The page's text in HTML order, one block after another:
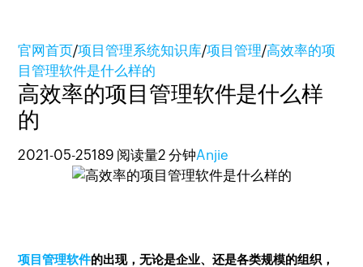
官网首页/项目管理系统知识库/项目管理/高效率的项
目管理软件是什么样的
高效率的项目管理软件是什么样
的
2021-05-25189 阅读量2 分钟Anjie
项目管理软件的出现，无论是企业、还是各类规模的组织，